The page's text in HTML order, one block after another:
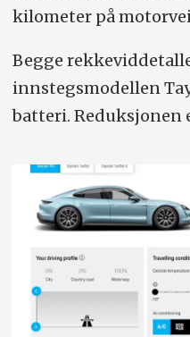
kilometer på
Begge
innstegsmodellen
batteri. Reduksjonen